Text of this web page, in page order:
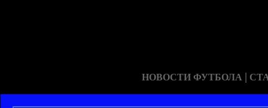
НОВОСТИ ФУТБОЛА |